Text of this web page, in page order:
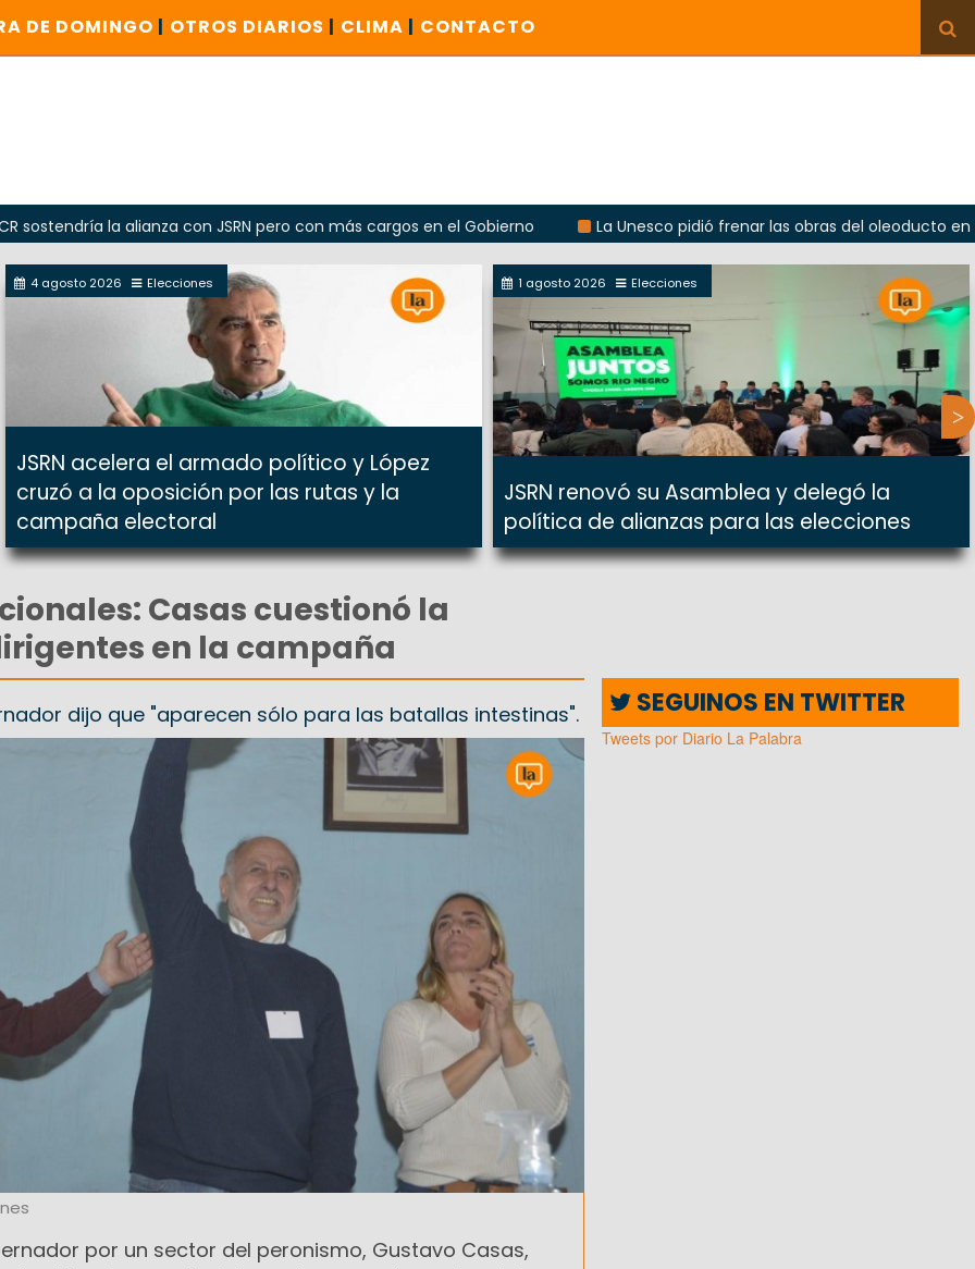
DE DOMINGO | OTROS DIARIOS | CLIMA | CONTACTO
la alianza con JSRN pero con más cargos en el Gobierno
La Unesco pidió frenar las obras del oleoducto en Punta
4 agosto 2026 Elecciones
JSRN acelera el armado político y López
cruzó a la oposición por las rutas y la
campaña electoral
1 agosto 2026 Elecciones
JSRN renovó su Asamblea y delegó la
política de alianzas para las elecciones
Casas cuestionó la
en la campaña
dijo que "aparecen sólo para las batallas intestinas".
por un sector del peronismo, Gustavo Casas,
SEGUINOS EN TWITTER
Tweets por Diario La Palabra